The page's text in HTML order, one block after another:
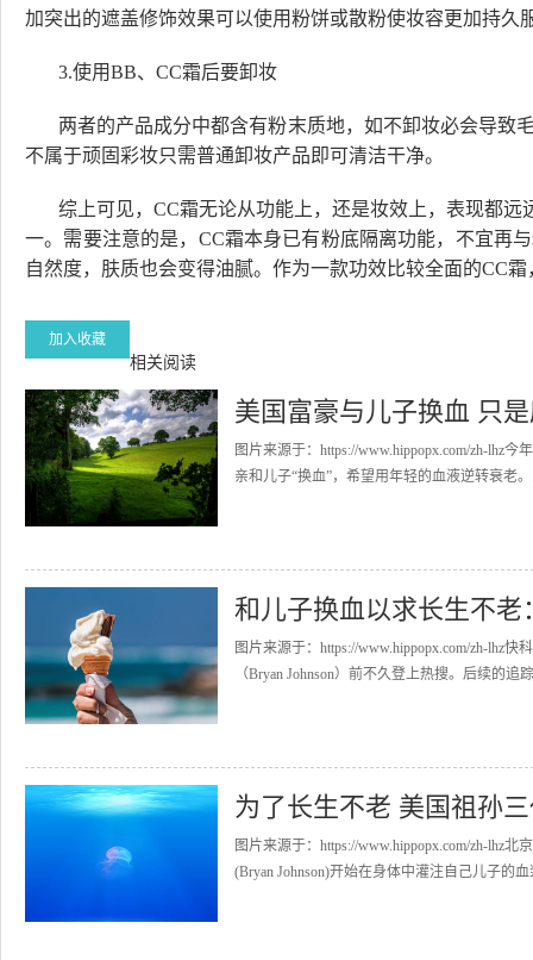
加突出的遮盖修饰效果可以使用粉饼或散粉使妆容更加持久
3.使用BB、CC霜后要卸妆
两者的产品成分中都含有粉末质地，如不卸妆必会导致
不属于顽固彩妆只需普通卸妆产品即可清洁干净。
综上可见，CC霜无论从功能上，还是妆效上，表现都
一。需要注意的是，CC霜本身已有粉底隔离功能，不宜再
自然度，肤质也会变得油腻。作为一款功效比较全面的CC
加入收藏
相关阅读
美国富豪与儿子换血 只
图片来源于：https://www.hippopx.com/zh-lhz
亲和儿子“换血”，希望用年轻的血液逆转衰老
和儿子换血以求长生不老
图片来源于：https://www.hippopx.com/zh-lhz
（Bryan Johnson）前不久登上热搜。后续的追
为了长生不老 美国祖孙
图片来源于：https://www.hippopx.com/zh-lhz
(Bryan Johnson)开始在身体中灌注自己儿子的血